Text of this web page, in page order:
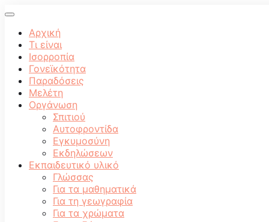
Αρχική
Τι είναι
Ισορροπία
Γονεϊκότητα
Παραδόσεις
Μελέτη
Οργάνωση
Σπιτιού
Αυτοφροντίδα
Εγκυμοσύνη
Εκδηλώσεων
Εκπαιδευτικό υλικό
Γλώσσας
Για τα μαθηματικά
Για τη γεωγραφία
Για τα χρώματα